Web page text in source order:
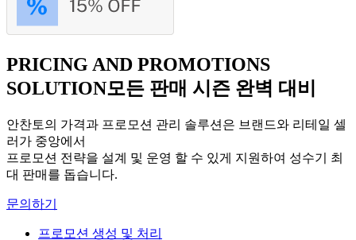
PRICING AND PROMOTIONS
SOLUTION모든 판매 시즌 완벽 대비
안찬토의 가격과 프로모션 관리 솔루션은 브랜드와 리테일 셀
러가 중앙에서
프로모션 전략을 설계 및 운영 할 수 있게 지원하여 성수기 최
대 판매를 돕습니다.
문의하기
프로모션 생성 및 처리